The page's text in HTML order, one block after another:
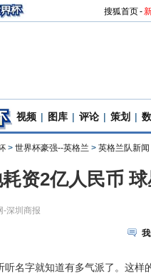
搜狐首页-
视频 | 图库 | 评论 | 策划 |
> 世界杯豪强--英格兰 > 英格兰队新闻
资2亿人民币
-深圳商报
名字就知道有多气派了。这样